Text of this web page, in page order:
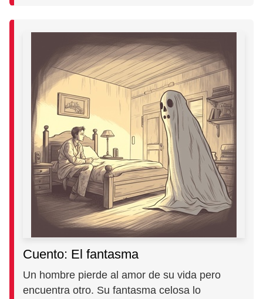
Cuento: El fantasma
Un hombre pierde al amor de su vida pero
encuentra otro. Su fantasma celosa lo